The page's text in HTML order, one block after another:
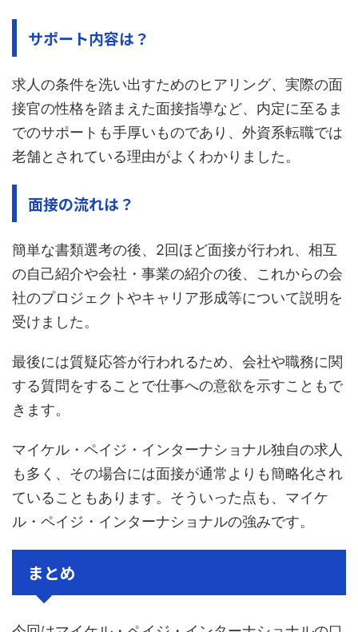
サポート内容は？
求人の条件を洗い出すためのヒアリング、実際の面
接官の性格を踏まえた面接指導など、内定に至るま
でのサポートも手厚いものであり、外資系転職では
老舗とされている理由がよくわかりました。
面接の流れは？
簡単な書類選考の後、2回ほど面接が行われ、相互
の自己紹介や会社・事業の紹介の後、これからの会
社のプロジェクトやキャリア形成等について説明を
受けました。
最後には質疑応答が行われるため、会社や職務に関
する質問をすることで仕事への意欲を示すこともで
きます。
マイケル・ペイジ・インターナショナル独自の求人
も多く、その場合には面接が通常よりも簡略化され
ていることもあります。そういった点も、マイケ
ル・ペイジ・インターナショナルの強みです。
まとめ